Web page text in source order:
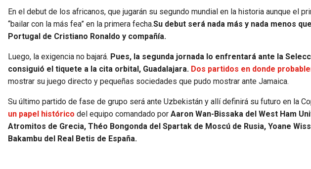
En el debut de los africanos, que jugarán su segundo mundial en la historia aunque el
“bailar con la más fea” en la primera fecha.Su debut será nada más y nada menos
Portugal de Cristiano Ronaldo y compañía.
Luego, la exigencia no bajará. Pues, la segunda jornada lo enfrentará ante la
consiguió el tiquete a la cita orbital, Guadalajara. Dos partidos en donde
mostrar su juego directo y pequeñas sociedades que pudo mostrar ante Jamaica.
Su último partido de fase de grupo será ante Uzbekistán y allí definirá su futuro en la
un papel histórico del equipo comandado por Aaron Wan-Bissaka del West Ham
Atromitos de Grecia, Théo Bongonda del Spartak de Moscú de Rusia, Yoane
Bakambu del Real Betis de España.